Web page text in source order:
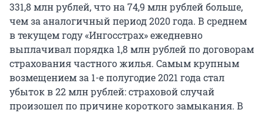
331,8 млн рублей, что на 74,9 млн рублей больше,
чем за аналогичный период 2020 года. В среднем
в текущем году «Ингосстрах» ежедневно
выплачивал порядка 1,8 млн рублей по договорам
страхования частного жилья. Самым крупным
возмещением за 1-е полугодие 2021 года стал
убыток в 22 млн рублей: страховой случай
произошел по причине короткого замыкания. В